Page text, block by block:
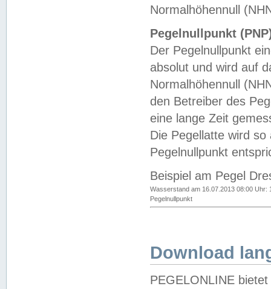
Normalhöhennull
Pegelnullpunkt
Der Pegelnullpunkt
absolut und wird auf
Normalhöhennull
den Betreiber des
eine lange Zeit
Die Pegellatte wird
Pegelnullpunkt
Beispiel am Pegel
Wasserstand am 16.07.2013 08:00 Uhr:
Pegelnullpunkt
Download
PEGELONLINE